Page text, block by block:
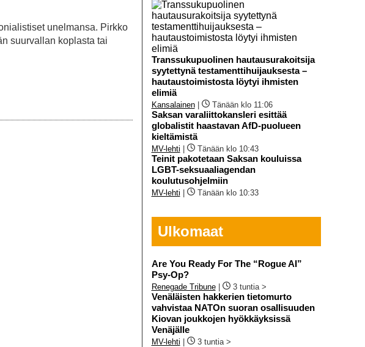
unelmansa. Pirkko
suurvallan koplasta tai
Transsukupuolinen hautausurakoitsija
syytettynä testamenttihuijauksesta –
hautaustoimistosta löytyi ihmisten
elimiä
Kansalainen| Tänään klo 11:06
Saksan varaliittokansleri esittää
globalistit haastavan AfD-puolueen
kieltämistä
MV-lehti Tänään klo 10:43
Teinit pakotetaan Saksan kouluissa
LGBT-seksuaaliagendan
koulutusohjelmiin
MV-lehti Tänään klo 10:33
Ulkomaat
Are You Ready For The “Rogue AI”
Psy-Op?
Renegade Tribune| 3 tuntia >
Venäläisten hakkerien tietomurto
vahvistaa NATOn suoran osallisuuden
Kiovan joukkojen hyökkäyksissä
Venäjälle
MV-lehti 3 tuntia >